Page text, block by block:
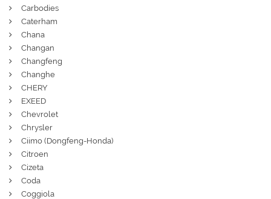
Carbodies
Caterham
Chana
Changan
Changfeng
Changhe
CHERY
EXEED
Chevrolet
Chrysler
Ciimo (Dongfeng-Honda)
Citroen
Cizeta
Coda
Coggiola